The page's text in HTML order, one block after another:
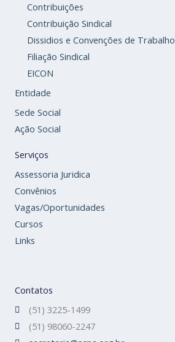
Contribuições
Contribuição Sindical
Dissidios e Convenções de Trabalho
Filiação Sindical
EICON
Entidade
Sede Social
Ação Social
Serviços
Assessoria Juridica
Convênios
Vagas/Oportunidades
Cursos
Links
Contatos
(51) 3225-1499
(51) 98060-2247